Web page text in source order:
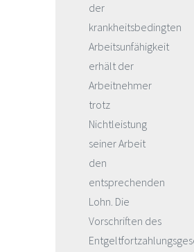
der
krankheitsbedingten
Arbeitsunfähigkeit
erhält der
Arbeitnehmer
trotz
Nichtleistung
seiner Arbeit
den
entsprechenden
Lohn. Die
Vorschriften des